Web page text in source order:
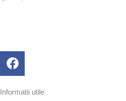
F
a
e
Informatii utile